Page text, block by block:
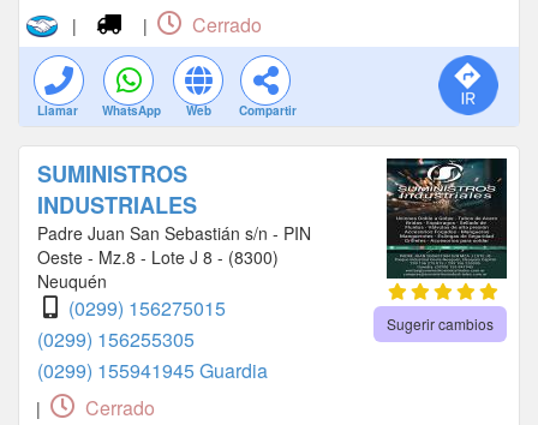
| | Cerrado
Llamar WhatsApp Web Compartir
SUMINISTROS
INDUSTRIALES
Padre Juan San Sebastián s/n - PIN
Oeste - Mz.8 - Lote J 8 - (8300)
Neuquén
(0299) 156275015
(0299) 156255305
(0299) 155941945 Guardia
Sugerir cambios
| Cerrado